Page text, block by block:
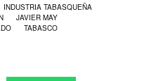
INDUSTRIA TABASQUEÑA
JAVIER MAY
TABASCO